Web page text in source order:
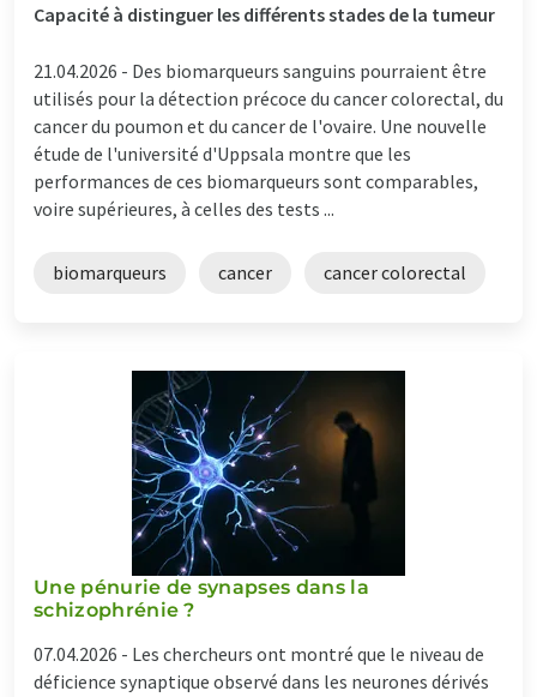
Capacité à distinguer les différents stades de la tumeur
21.04.2026 - Des biomarqueurs sanguins pourraient être
utilisés pour la détection précoce du cancer colorectal, du
cancer du poumon et du cancer de l'ovaire. Une nouvelle
étude de l'université d'Uppsala montre que les
performances de ces biomarqueurs sont comparables,
voire supérieures, à celles des tests ...
biomarqueurs cancer cancer colorectal
Une pénurie de synapses dans la
schizophrénie ?
07.04.2026 - Les chercheurs ont montré que le niveau de
déficience synaptique observé dans les neurones dérivés